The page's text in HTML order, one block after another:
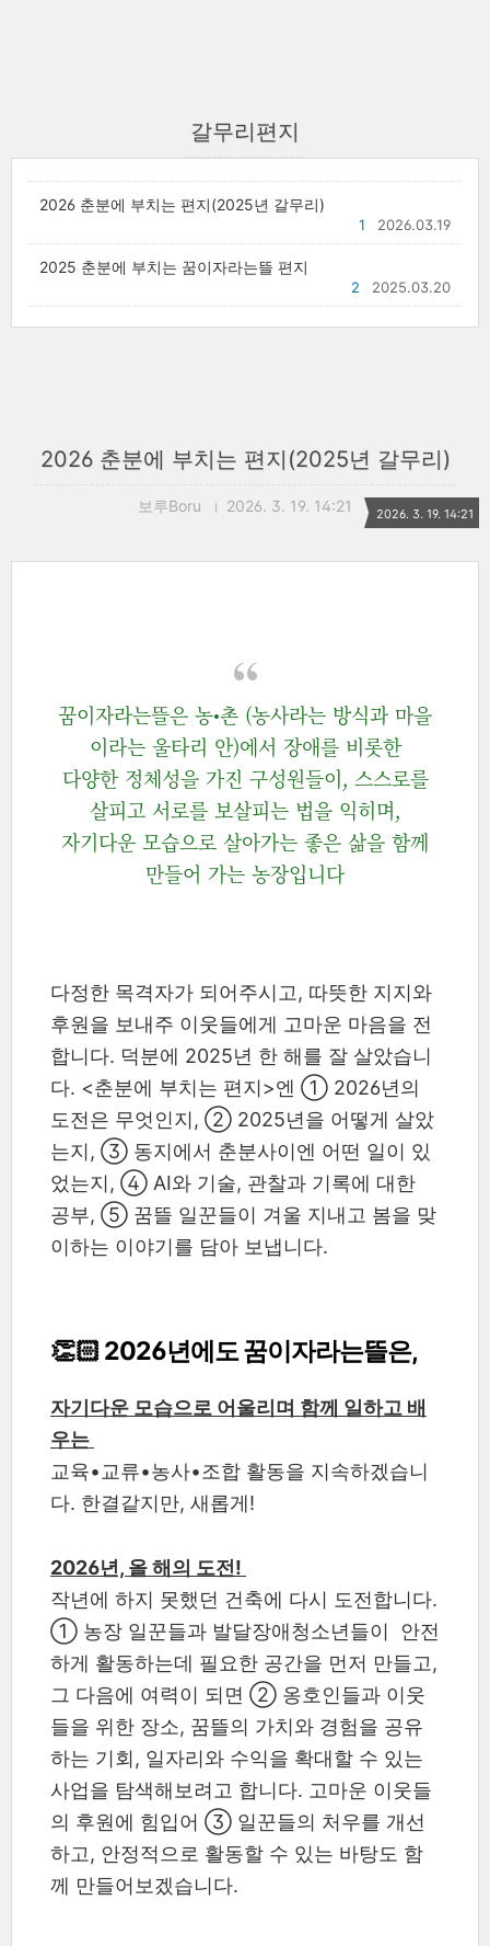
갈무리편지
2026 춘분에 부치는 편지(2025년 갈무리)
2026.03.19
1
2025 춘분에 부치는 꿈이자라는뜰 편지
2025.03.20
2
2026 춘분에 부치는 편지(2025년 갈무리)
보루Boru 2026. 3. 19. 14:21 2026. 3. 19. 14:21
꿈이자라는뜰은 농•촌 (농사라는 방식과 마을
이라는 울타리 안)에서 장애를 비롯한
다양한 정체성을 가진 구성원들이, 스스로를
살피고 서로를 보살피는 법을 익히며,
자기다운 모습으로 살아가는 좋은 삶을 함께
만들어 가는 농장입니다
다정한 목격자가 되어주시고, 따뜻한 지지와
후원을 보내주 이웃들에게 고마운 마음을 전
합니다. 덕분에 2025년 한 해를 잘 살았습니
다. <춘분에 부치는 편지>엔 ① 2026년의
도전은 무엇인지, ② 2025년을 어떻게 살았
는지, ③ 동지에서 춘분사이엔 어떤 일이 있
었는지, ④ AI와 기술, 관찰과 기록에 대한
공부, ⑤ 꿈뜰 일꾼들이 겨울 지내고 봄을 맞
이하는 이야기를 담아 보냅니다.
👏🏻 2026년에도 꿈이자라는뜰은,
자기다운 모습으로 어울리며 함께 일하고 배
우는
교육•교류•농사•조합 활동을 지속하겠습니
다. 한결같지만, 새롭게!
2026년, 올 해의 도전!
작년에 하지 못했던 건축에 다시 도전합니다.
① 농장 일꾼들과 발달장애청소년들이 안전
하게 활동하는데 필요한 공간을 먼저 만들고,
그 다음에 여력이 되면 ② 옹호인들과 이웃
들을 위한 장소, 꿈뜰의 가치와 경험을 공유
하는 기회, 일자리와 수익을 확대할 수 있는
사업을 탐색해보려고 합니다. 고마운 이웃들
의 후원에 힘입어 ③ 일꾼들의 처우를 개선
하고, 안정적으로 활동할 수 있는 바탕도 함
께 만들어보겠습니다.